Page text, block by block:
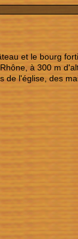
et le bourg
à 300 m
l'église, des